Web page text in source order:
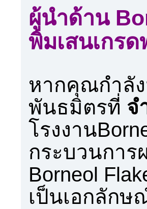
ผู้นำด้าน
พิมเสนเกรด
หากคุณกำลั
พันธมิตรที่ จ
โรงงาน
กระบวนการ
Borneol
เป็นเอกลักษ